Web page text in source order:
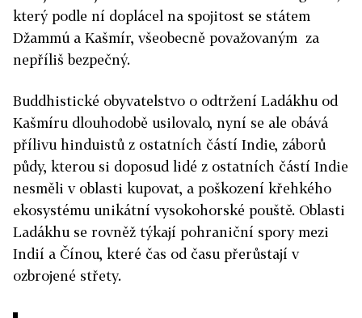
který podle ní doplácel na spojitost se státem
Džammú a Kašmír, všeobecně považovaným za
nepříliš bezpečný.
Buddhistické obyvatelstvo o odtržení Ladákhu od
Kašmíru dlouhodobě usilovalo, nyní se ale obává
přílivu hinduistů z ostatních částí Indie, záborů
půdy, kterou si doposud lidé z ostatních částí Indie
nesměli v oblasti kupovat, a poškození křehkého
ekosystému unikátní vysokohorské pouště. Oblasti
Ladákhu se rovněž týkají pohraniční spory mezi
Indií a Čínou, které čas od času přerůstají v
ozbrojené střety.